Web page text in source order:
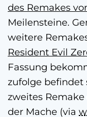
des Remakes
Meilensteine.
weitere
Resident Evil
Fassung
zufolge befindet
zweites Remake
der Mache (via